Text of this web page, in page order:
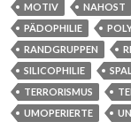
MOTIV
NAHOST
PÄDOPHILIE
RANDGRUPPEN
SILICOPHILIE
TERRORISMUS
UMOPERIERTE